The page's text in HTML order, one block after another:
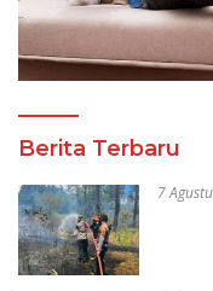
Berita Terbaru
7